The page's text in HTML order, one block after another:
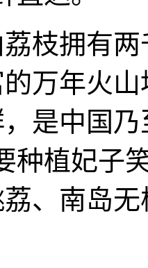
拥有两
万年火
是中国
种植妃子
、南岛